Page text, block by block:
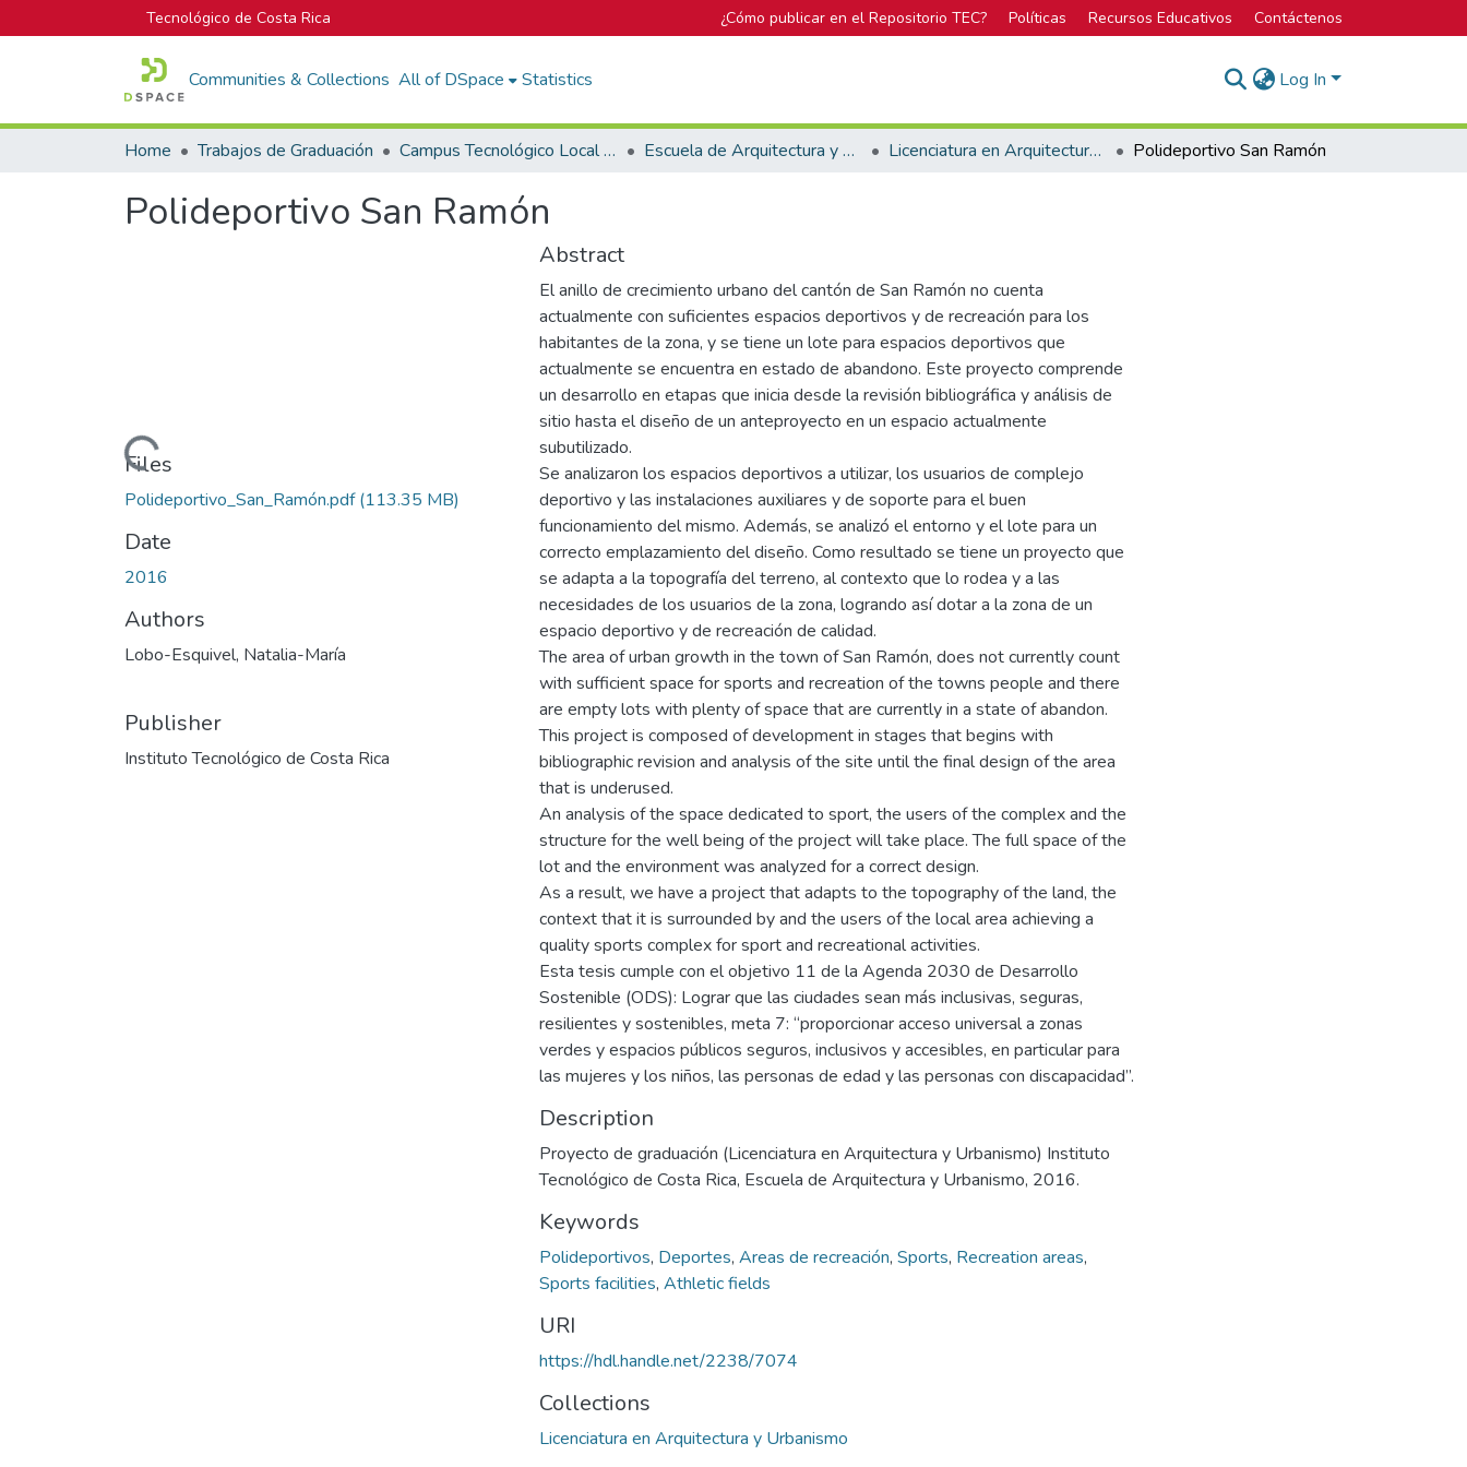
Tecnológico de Costa Rica ¿Cómo publicar en el Repositorio TEC? Políticas Recursos Educativos Contáctenos
Communities & Collections All of DSpace Statistics Log In
Home Trabajos de Graduación Campus Tecnológico Local San José Escuela de Arquitectura y Urbanismo Licenciatura en Arquitectura y Urbanismo Polideportivo San Ramón
Polideportivo San Ramón
Loading...
Files
Polideportivo_San_Ramón.pdf(113.35 MB)
Date
2016
Authors
Lobo-Esquivel, Natalia-María
Publisher
Instituto Tecnológico de Costa Rica
Abstract
El anillo de crecimiento urbano del cantón de San Ramón no cuenta
actualmente con suficientes espacios deportivos y de recreación para los
habitantes de la zona, y se tiene un lote para espacios deportivos que
actualmente se encuentra en estado de abandono. Este proyecto comprende
un desarrollo en etapas que inicia desde la revisión bibliográfica y análisis de
sitio hasta el diseño de un anteproyecto en un espacio actualmente
subutilizado.
Se analizaron los espacios deportivos a utilizar, los usuarios de complejo
deportivo y las instalaciones auxiliares y de soporte para el buen
funcionamiento del mismo. Además, se analizó el entorno y el lote para un
correcto emplazamiento del diseño. Como resultado se tiene un proyecto que
se adapta a la topografía del terreno, al contexto que lo rodea y a las
necesidades de los usuarios de la zona, logrando así dotar a la zona de un
espacio deportivo y de recreación de calidad.
The area of urban growth in the town of San Ramón, does not currently count
with sufficient space for sports and recreation of the towns people and there
are empty lots with plenty of space that are currently in a state of abandon.
This project is composed of development in stages that begins with
bibliographic revision and analysis of the site until the final design of the area
that is underused.
An analysis of the space dedicated to sport, the users of the complex and the
structure for the well being of the project will take place. The full space of the
lot and the environment was analyzed for a correct design.
As a result, we have a project that adapts to the topography of the land, the
context that it is surrounded by and the users of the local area achieving a
quality sports complex for sport and recreational activities.
Esta tesis cumple con el objetivo 11 de la Agenda 2030 de Desarrollo
Sostenible (ODS): Lograr que las ciudades sean más inclusivas, seguras,
resilientes y sostenibles, meta 7: “proporcionar acceso universal a zonas
verdes y espacios públicos seguros, inclusivos y accesibles, en particular para
las mujeres y los niños, las personas de edad y las personas con discapacidad”.
Description
Proyecto de graduación (Licenciatura en Arquitectura y Urbanismo) Instituto
Tecnológico de Costa Rica, Escuela de Arquitectura y Urbanismo, 2016.
Keywords
Polideportivos, Deportes, Areas de recreación, Sports, Recreation areas,
Sports facilities, Athletic fields
URI
https://hdl.handle.net/2238/7074
Collections
Licenciatura en Arquitectura y Urbanismo